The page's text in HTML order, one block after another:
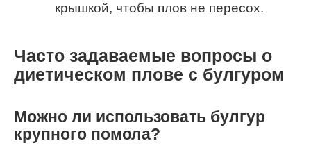
крышкой, чтобы плов не пересох.
Часто задаваемые вопросы о
диетическом плове с булгуром
Можно ли использовать булгур
крупного помола?